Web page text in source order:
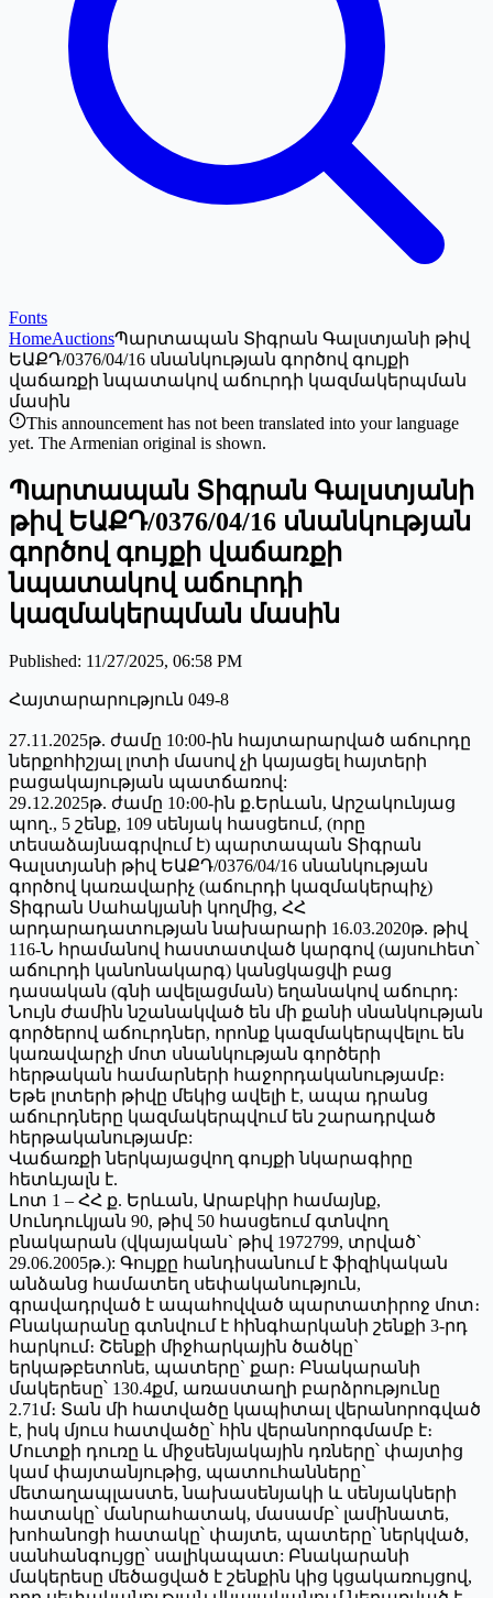
Fonts
HomeAuctionsՊարտապան Տիգրան Գալստյանի թիվ
ԵԱՔԴ/0376/04/16 սնանկության գործով գույքի
վաճառքի նպատակով աճուրդի կազմակերպման
մասին
This announcement has not been translated into your language
yet. The Armenian original is shown.
Պարտապան Տիգրան Գալստյանի
թիվ ԵԱՔԴ/0376/04/16 սնանկության
գործով գույքի վաճառքի
նպատակով աճուրդի
կազմակերպման մասին
Published: 11/27/2025, 06:58 PM
Հայտարարություն 049-8
27.11.2025թ. ժամը 10:00-ին հայտարարված աճուրդը
ներքոհիշյալ լոտի մասով չի կայացել հայտերի
բացակայության պատճառով:
29․12.2025թ. ժամը 10։00-ին ք.Երևան, Արշակունյաց
պող., 5 շենք, 109 սենյակ հասցեում, (որը
տեսաձայնագրվում է) պարտապան Տիգրան
Գալստյանի թիվ ԵԱՔԴ/0376/04/16 սնանկության
գործով կառավարիչ (աճուրդի կազմակերպիչ)
Տիգրան Սահակյանի կողմից, ՀՀ
արդարադատության նախարարի 16.03.2020թ. թիվ
116-Ն հրամանով հաստատված կարգով (այսուհետ՝
աճուրդի կանոնակարգ) կանցկացվի բաց
դասական (գնի ավելացման) եղանակով աճուրդ:
Նույն ժամին նշանակված են մի քանի սնանկության
գործերով աճուրդներ, որոնք կազմակերպվելու են
կառավարչի մոտ սնանկության գործերի
հերթական համարների հաջորդականությամբ։
Եթե լոտերի թիվը մեկից ավելի է, ապա դրանց
աճուրդները կազմակերպվում են շարադրված
հերթականությամբ:
Վաճառքի ներկայացվող գույքի նկարագիրը
հետևյալն է.
Լոտ 1 – ՀՀ ք. Երևան, Արաբկիր համայնք,
Սունդուկյան 90, թիվ 50 հասցեում գտնվող
բնակարան (վկայական` թիվ 1972799, տրված`
29.06.2005թ.): Գույքը հանդիսանում է ֆիզիկական
անձանց համատեղ սեփականություն,
գրավադրված է ապահովված պարտատիրոջ մոտ։
Բնակարանը գտնվում է հինգհարկանի շենքի 3-րդ
հարկում։ Շենքի միջհարկային ծածկը`
երկաթբետոնե, պատերը` քար։ Բնակարանի
մակերեսը՝ 130.4քմ, առաստաղի բարձրությունը
2.71մ։ Տան մի հատվածը կապիտալ վերանորոգված
է, իսկ մյուս հատվածը՝ հին վերանորոգմամբ է։
Մուտքի դուռը և միջսենյակային դռները՝ փայտից
կամ փայտանյութից, պատուհանները`
մետաղապլաստե, նախասենյակի և սենյակների
հատակը՝ մանրահատակ, մասամբ՝ լամինատե,
խոհանոցի հատակը՝ փայտե, պատերը՝ ներկված,
սանհանգույցը՝ սալիկապատ: Բնակարանի
մակերեսը մեծացված է շենքին կից կցակառույցով,